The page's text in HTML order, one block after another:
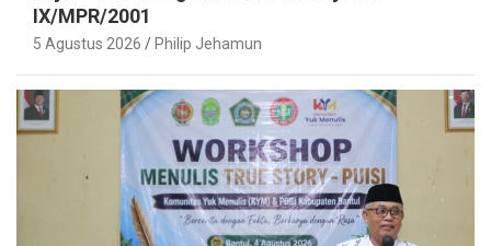
IX/MPR/2001
5 Agustus 2026 Philip Jehamun